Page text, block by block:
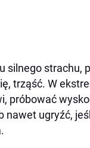
silnego strachu,
trząść. W
próbować
nawet ugryźć,